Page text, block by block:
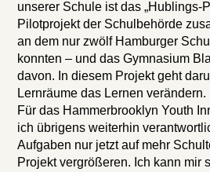
unserer Schule ist das „Hublings-
Pilotprojekt der Schulbehörde
an dem nur zwölf Hamburger
konnten – und das Gymnasium
davon. In diesem Projekt geht
Lernräume das Lernen verändern.
Für das Hammerbrooklyn Youth
ich übrigens weiterhin
Aufgaben nur jetzt auf mehr
Projekt vergrößeren. Ich kann mir